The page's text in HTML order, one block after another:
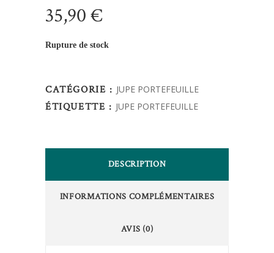
35,90€
Rupture de stock
CATÉGORIE : JUPE PORTEFEUILLE
ÉTIQUETTE : JUPE PORTEFEUILLE
DESCRIPTION
INFORMATIONS COMPLÉMENTAIRES
AVIS (0)